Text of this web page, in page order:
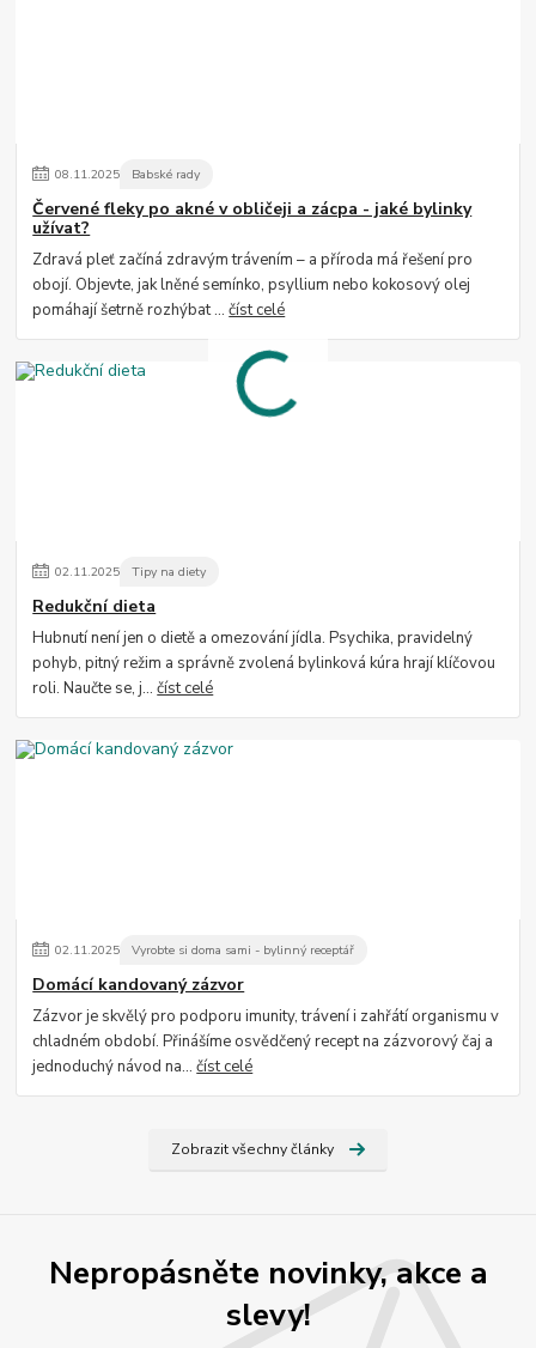
08.11.2025 Babské rady
Červené fleky po akné v obličeji a zácpa - jaké bylinky
užívat?
Zdravá pleť začíná zdravým trávením – a příroda má řešení pro
obojí. Objevte, jak lněné semínko, psyllium nebo kokosový olej
pomáhají šetrně rozhýbat ...číst celé
02.11.2025 Tipy na diety
Redukční dieta
Hubnutí není jen o dietě a omezování jídla. Psychika, pravidelný
pohyb, pitný režim a správně zvolená bylinková kúra hrají klíčovou
roli. Naučte se, j...číst celé
02.11.2025 Vyrobte si doma sami - bylinný receptář
Domácí kandovaný zázvor
Zázvor je skvělý pro podporu imunity, trávení i zahřátí organismu v
chladném období. Přinášíme osvědčený recept na zázvorový čaj a
jednoduchý návod na...číst celé
Zobrazit všechny články
Nepropásněte novinky, akce a
slevy!